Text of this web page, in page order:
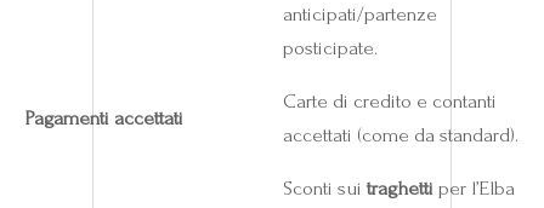
anticipati/partenze
posticipate.
Pagamenti accettati
Carte di credito e contanti
accettati (come da standard).
Sconti sui traghettiper l’Elba